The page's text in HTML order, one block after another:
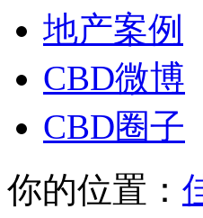
地产案例
CBD微博
CBD圈子
你的位置：